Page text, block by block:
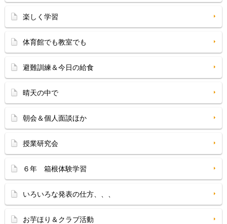
楽しく学習
体育館でも教室でも
避難訓練＆今日の給食
晴天の中で
朝会＆個人面談ほか
授業研究会
６年 箱根体験学習
いろいろな発表の仕方、、、
お芋ほり＆クラブ活動